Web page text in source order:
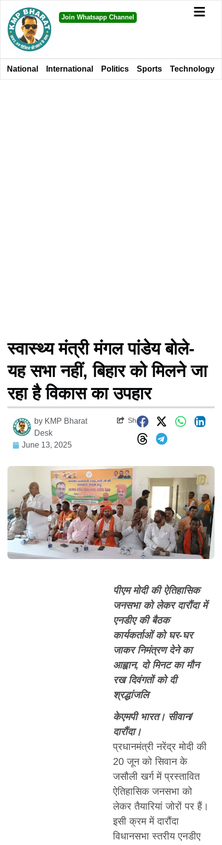
Join Whatsapp Channel
National International Politics Sports Technology
स्वास्थ्य मंत्री मंगल पांडेय बोले-
यह सभा नहीं, बिहार को मिलने जा
रहा है विकास का उपहार
by KMP Bharat
Desk
June 13, 2025
Share
पीएम मोदी की ऐतिहासिक
जनसभा को लेकर दारौंदा में
एनडीए की बैठक
कार्यकर्ताओं को घर-घर
जाकर निमंत्रण देने का
आह्वान, दो मिनट का मौन
रख दिवंगतों को दी
श्रद्धांजलि
केएमपी भारत। सीवान/
दारौंदा।
प्रधानमंत्री नरेंद्र मोदी की
20 जून को सिवान के
जसौली खर्ग में प्रस्तावित
ऐतिहासिक जनसभा को
लेकर तैयारियां जोरों पर हैं।
इसी क्रम में दारौंदा
विधानसभा स्तरीय एनडीए